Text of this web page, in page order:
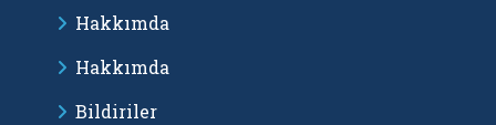
Hakkımda
Hakkımda
Bildiriler